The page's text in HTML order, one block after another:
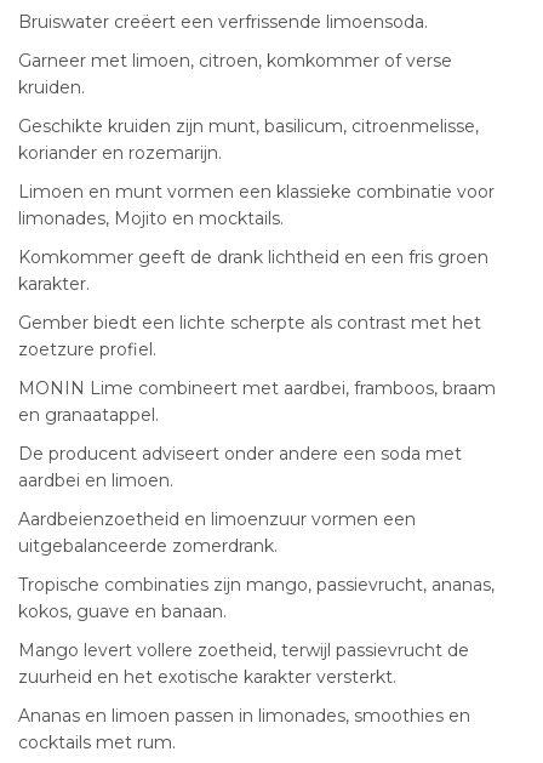
Bruiswater creëert een verfrissende limoensoda.
Garneer met limoen, citroen, komkommer of verse
kruiden.
Geschikte kruiden zijn munt, basilicum, citroenmelisse,
koriander en rozemarijn.
Limoen en munt vormen een klassieke combinatie voor
limonades, Mojito en mocktails.
Komkommer geeft de drank lichtheid en een fris groen
karakter.
Gember biedt een lichte scherpte als contrast met het
zoetzure profiel.
MONIN Lime combineert met aardbei, framboos, braam
en granaatappel.
De producent adviseert onder andere een soda met
aardbei en limoen.
Aardbeienzoetheid en limoenzuur vormen een
uitgebalanceerde zomerdrank.
Tropische combinaties zijn mango, passievrucht, ananas,
kokos, guave en banaan.
Mango levert vollere zoetheid, terwijl passievrucht de
zuurheid en het exotische karakter versterkt.
Ananas en limoen passen in limonades, smoothies en
cocktails met rum.